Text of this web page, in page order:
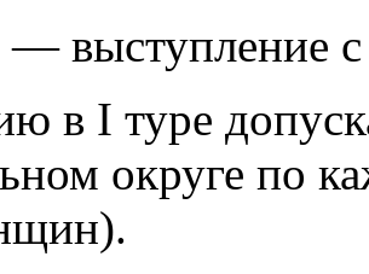
— выступление
в I туре
округе по